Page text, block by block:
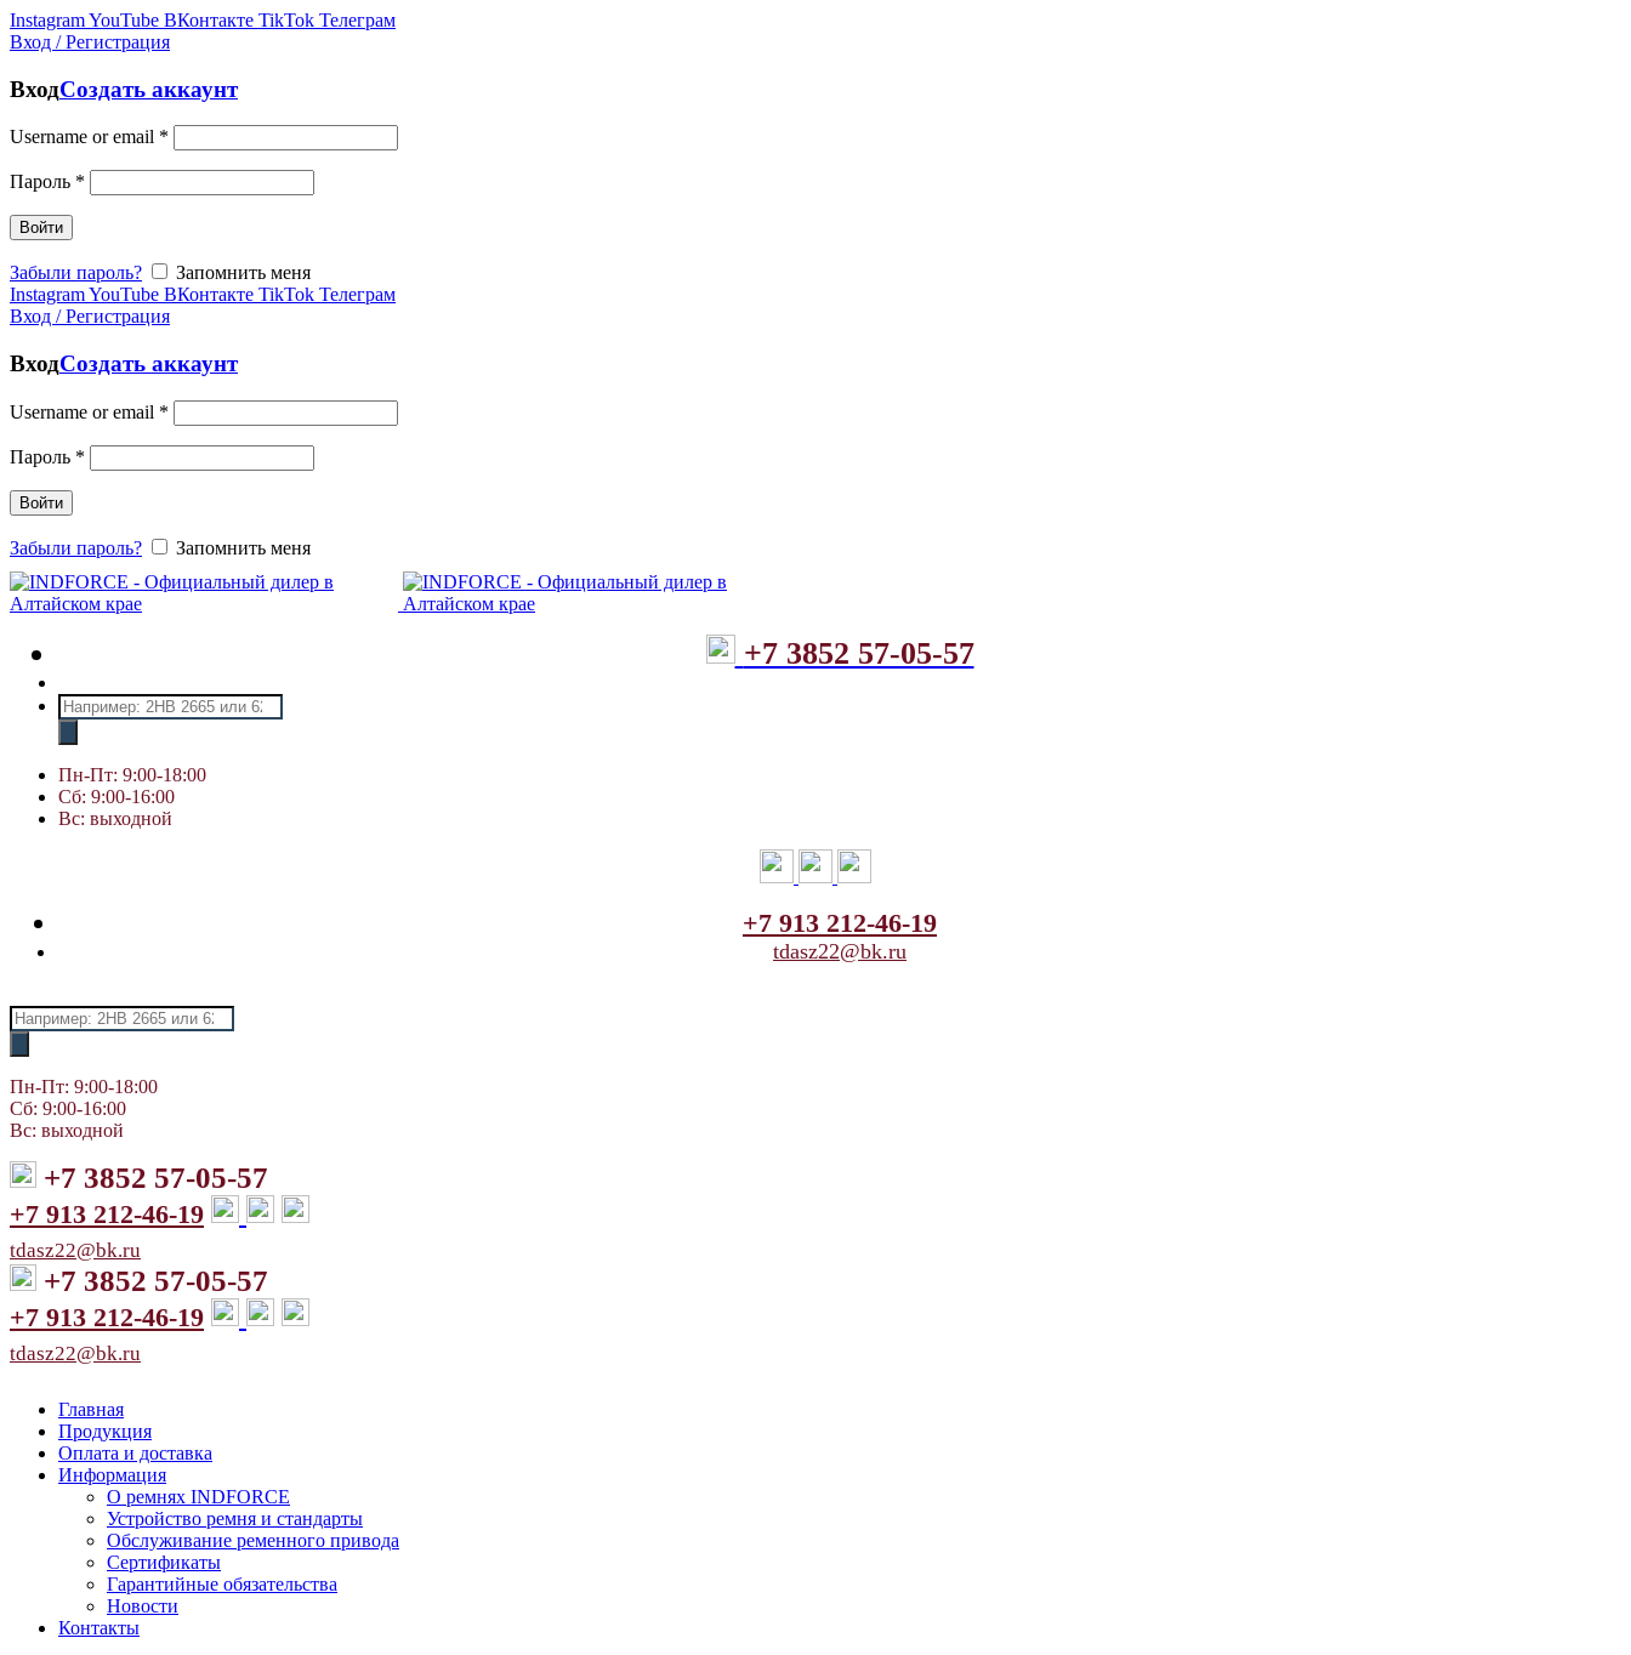
InstagramYouTube ВКонтакте TikTok Телеграм
Вход / Регистрация
ВходСоздать аккаунт
Username or email *
Пароль *
Войти
Забыли пароль?
Запомнить меня
InstagramYouTube ВКонтакте TikTok Телеграм
Вход / Регистрация
ВходСоздать аккаунт
Username or email *
Пароль *
Войти
Забыли пароль? Запомнить меня
+7 3852 57-05-57
Поиск
товаров
Пн-Пт: 9:00-18:00
Сб: 9:00-16:00
Вс: выходной
+7 913 212-46-19
tdasz22@bk.ru
Поиск
товаров
Пн-Пт: 9:00-18:00
Сб: 9:00-16:00
Вс: выходной
+7 3852 57-05-57
+7 913 212-46-19
tdasz22@bk.ru
+7 3852 57-05-57
+7 913 212-46-19
tdasz22@bk.ru
Главная
Продукция
Оплата и доставка
Информация
О ремнях INDFORCE
Устройство ремня и стандарты
Обслуживание ременного привода
Сертификаты
Гарантийные обязательства
Новости
Контакты